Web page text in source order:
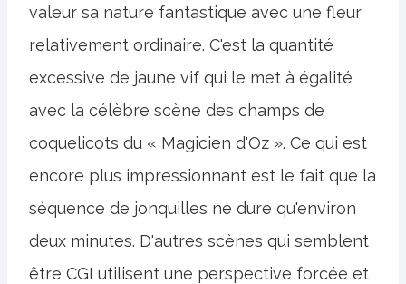
valeur sa nature fantastique avec une fleur
relativement ordinaire. C'est la quantité
excessive de jaune vif qui le met à égalité
avec la célèbre scène des champs de
coquelicots du « Magicien d'Oz ». Ce qui est
encore plus impressionnant est le fait que la
séquence de jonquilles ne dure qu'environ
deux minutes. D'autres scènes qui semblent
être CGI utilisent une perspective forcée et